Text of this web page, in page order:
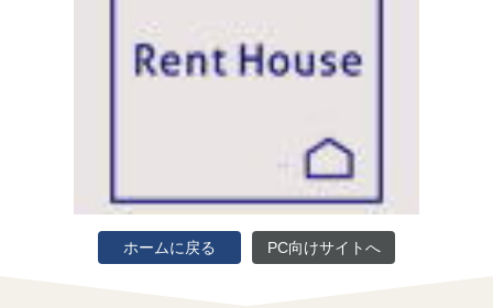
ホームに戻る PC向けサイトへ